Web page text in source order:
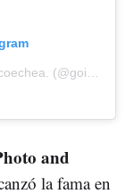
and
la fama en